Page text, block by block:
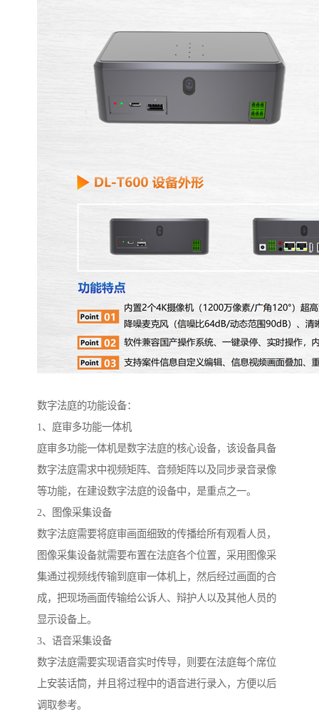
数字法庭的功能设备：
1、庭审多功能一体机
庭审多功能一体机是数字法庭的核心设备，该设备具备
数字法庭需求中视频矩阵、音频矩阵以及同步录音录像
等功能，在建设数字法庭的设备中，是重点之一。
2、图像采集设备
数字法庭需要将庭审画面细致的传播给所有观看人员，
图像采集设备就需要布置在法庭各个位置，采用图像采
集通过视频线传输到庭审一体机上，然后经过画面的合
成，把现场画面传输给公诉人、辩护人以及其他人员的
显示设备上。
3、语音采集设备
数字法庭需要实现语音实时传导，则要在法庭每个席位
上安装话筒，并且将过程中的语音进行录入，方便以后
调取参考。